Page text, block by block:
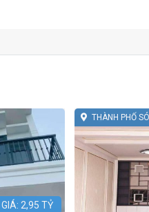
GIÁ: 2,95 TỶ
THÀNH PHỐ